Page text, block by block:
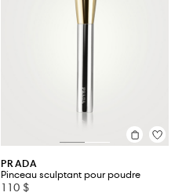
PRADA
Pinceau sculptant pour poudre
110 $